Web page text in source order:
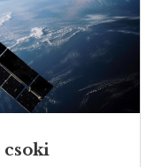
csoki